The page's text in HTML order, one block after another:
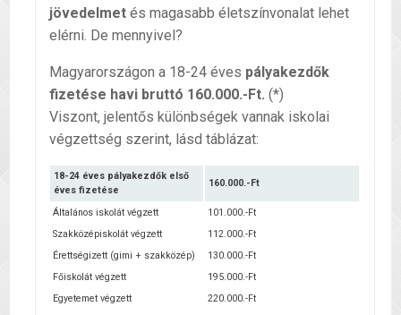
jövedelmet és magasabb életszínvonalat lehet
elérni. De mennyivel?
Magyarországon a 18-24 éves pályakezdők
fizetése havi bruttó 160.000.-Ft. (*)
Viszont, jelentős különbségek vannak iskolai
végzettség szerint, lásd táblázat:
18-24 éves pályakezdők első
éves fizetése
160.000.-Ft
Általános iskolát végzett
101.000.-Ft
Szakközépiskolát végzett
112.000.-Ft
Érettségizett (gimi + szakközép)
130.000.-Ft
Főiskolát végzett
195.000.-Ft
Egyetemet végzett
220.000.-Ft